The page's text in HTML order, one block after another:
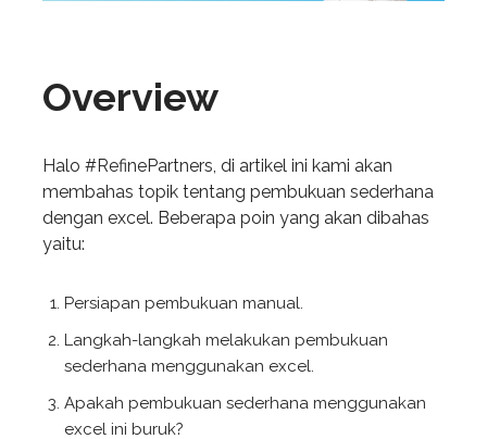
Overview
Halo #RefinePartners, di artikel ini kami akan
membahas topik tentang pembukuan sederhana
dengan excel. Beberapa poin yang akan dibahas
yaitu:
Persiapan pembukuan manual.
Langkah-langkah melakukan pembukuan
sederhana menggunakan excel.
Apakah pembukuan sederhana menggunakan
excel ini buruk?